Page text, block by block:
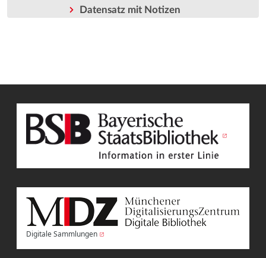
Datensatz mit Notizen
Digitale Sammlungen